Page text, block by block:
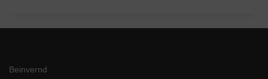
Beinvernd